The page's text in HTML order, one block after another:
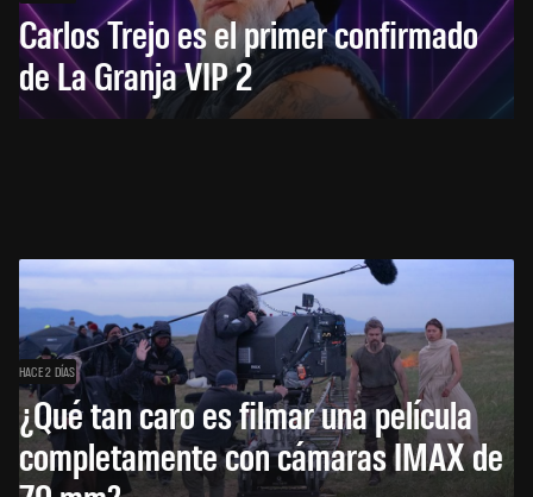
Carlos Trejo es el primer confirmado
de La Granja VIP 2
HACE 2 DÍAS
¿Qué tan caro es filmar una película
completamente con cámaras IMAX de